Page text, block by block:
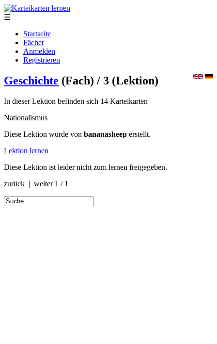
☰
Startseite
Fächer
Anmelden
Registrieren
Geschichte (Fach) / 3 (Lektion)
In dieser Lektion befinden sich 14 Karteikarten
Nationalismus
Diese Lektion wurde von bananasheep erstellt.
Lektion lernen
Diese Lektion ist leider nicht zum lernen freigegeben.
zurück | weiter 1 / 1